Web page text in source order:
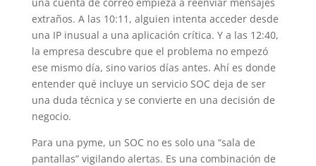
extraños. A las 10:11, alguien intenta acceder desde
una IP inusual a una aplicación crítica. Y a las 12:40,
la empresa descubre que el problema no empezó
ese mismo día, sino varios días antes. Ahí es donde
entender qué incluye un servicio SOC deja de ser
una duda técnica y se convierte en una decisión de
negocio.
Para una pyme, un SOC no es solo una “sala de
pantallas” vigilando alertas. Es una combinación de